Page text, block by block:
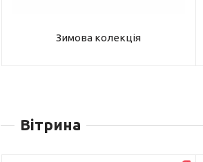
Зимова колекція
Вітрина